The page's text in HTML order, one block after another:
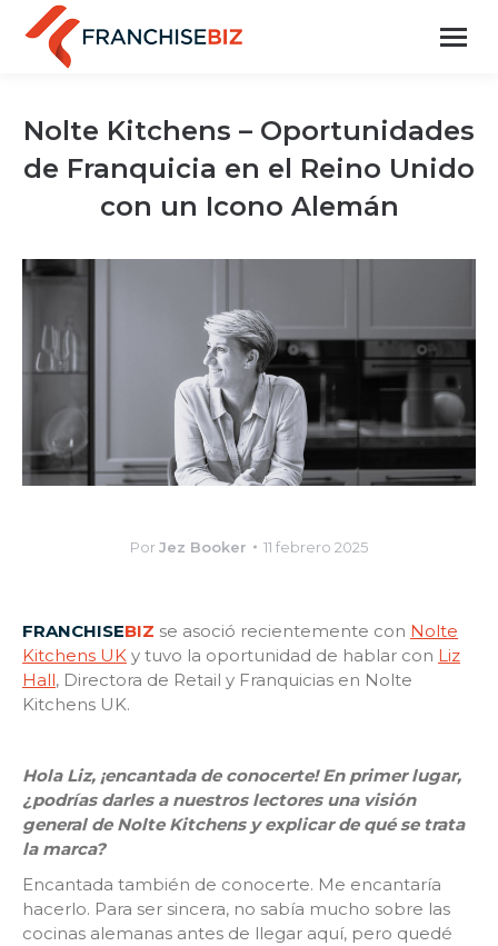
Nolte Kitchens – Oportunidades
de Franquicia en el Reino Unido
con un Icono Alemán
PorJez Booker 11 febrero 2025
FRANCHISEBIZ se asoció recientemente con Nolte
Kitchens UK y tuvo la oportunidad de hablar con Liz
Hall, Directora de Retail y Franquicias en Nolte
Kitchens UK.
Hola Liz, ¡encantada de conocerte! En primer lugar,
¿podrías darles a nuestros lectores una visión
general de Nolte Kitchens y explicar de qué se trata
la marca?
Encantada también de conocerte. Me encantaría
hacerlo. Para ser sincera, no sabía mucho sobre las
cocinas alemanas antes de llegar aquí, pero quedé